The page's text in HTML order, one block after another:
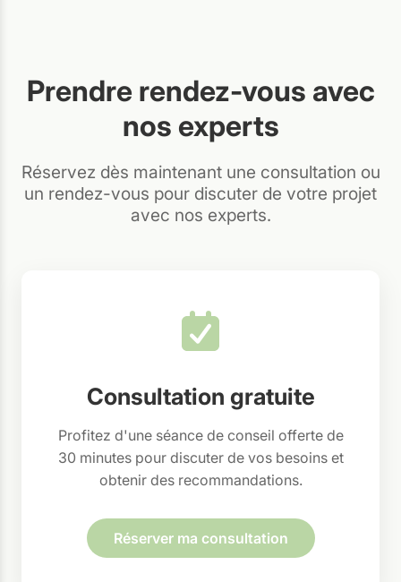
Prendre rendez-vous avec
nos experts
Réservez dès maintenant une consultation ou
un rendez-vous pour discuter de votre projet
avec nos experts.
Consultation gratuite
Profitez d'une séance de conseil offerte de
30 minutes pour discuter de vos besoins et
obtenir des recommandations.
Réserver ma consultation